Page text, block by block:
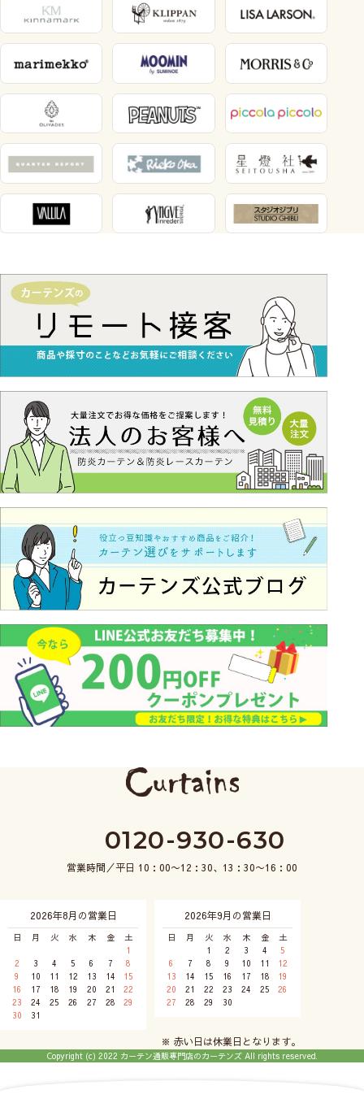
0120-930-630
営業時間／平日 10：00〜12：30、13：30〜16：00
2026年8月の営業日
日 月 火 水 木 金
土
1
2
3 4 5 6 7
8
9
10 11 12 13 14
15
16
17 18 19 20 21
22
23
24 25 26 27 28
29
30
31
2026年9月の営業日
日 月 火 水 木 金
土
1
2 3 4
5
6
7 8 9 10 11
12
13
14 15 16 17 18
19
20
21 22 23 24 25
26
27
28 29 30
※ 赤い日は休業日となります。
Copyright (c) 2022 カーテン通販専門店のカーテンズ All rights reserved.